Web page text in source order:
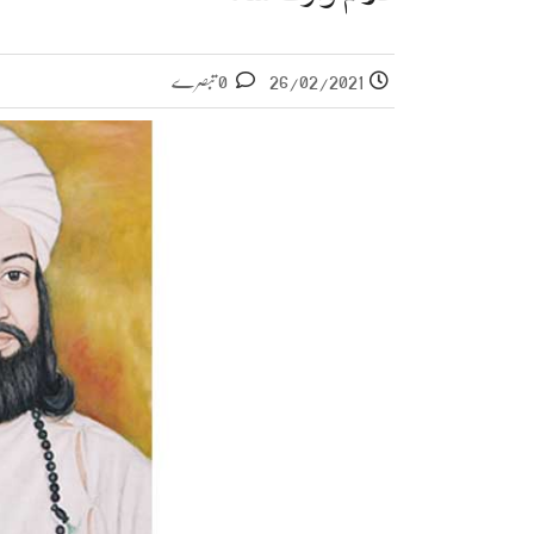
26/02/2021